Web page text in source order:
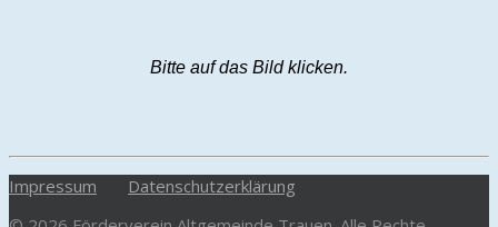
Bitte auf das Bild klicken.
Impressum
Datenschutzerklärung